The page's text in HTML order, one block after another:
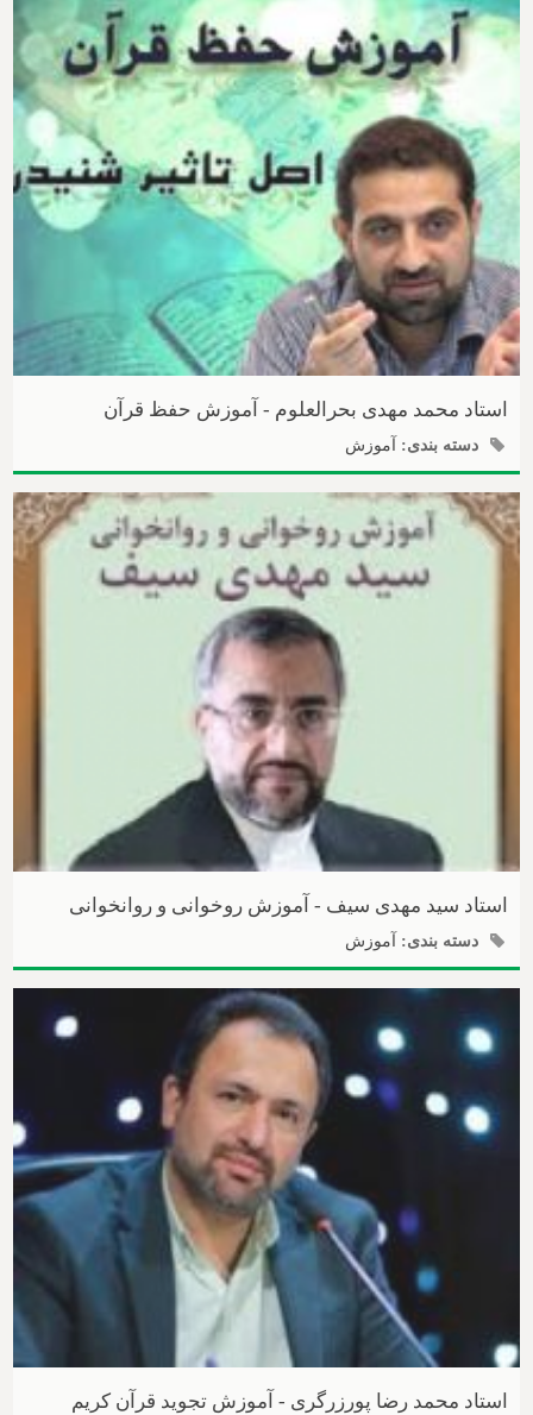
استاد محمد مهدی بحرالعلوم - آموزش حفظ قرآن
دسته بندی: آموزش
استاد سید مهدی سیف - آموزش روخوانی و روانخوانی
دسته بندی: آموزش
استاد محمد رضا پورزرگری - آموزش تجوید قرآن کریم